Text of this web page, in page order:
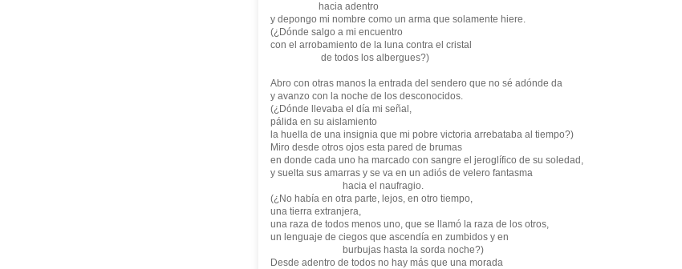
hacia adentro
y depongo mi nombre como un arma que solamente hiere.
(¿Dónde salgo a mi encuentro
con el arrobamiento de la luna contra el cristal
de todos los albergues?)
Abro con otras manos la entrada del sendero que no sé adónde da
y avanzo con la noche de los desconocidos.
(¿Dónde llevaba el día mi señal,
pálida en su aislamiento
la huella de una insignia que mi pobre victoria arrebataba al tiempo?)
Miro desde otros ojos esta pared de brumas
en donde cada uno ha marcado con sangre el jeroglífico de su soledad,
y suelta sus amarras y se va en un adiós de velero fantasma
hacia el naufragio.
(¿No había en otra parte, lejos, en otro tiempo,
una tierra extranjera,
una raza de todos menos uno, que se llamó la raza de los otros,
un lenguaje de ciegos que ascendía en zumbidos y en
burbujas hasta la sorda noche?)
Desde adentro de todos no hay más que una morada